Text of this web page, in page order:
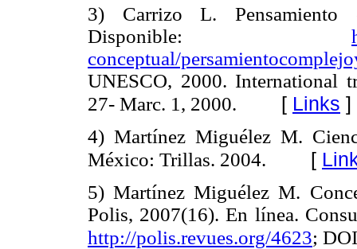
3) Carrizo L. Pensamiento
Disponible:
conceptual/
UNESCO, 2000. International
27- Marc. 1, 2000. [ Links ]
4) Martínez Miguélez M.
México: Trillas. 2004. [
5) Martínez Miguélez M.
Polis, 2007(16). En línea.
http://polis.revues.org/4623;